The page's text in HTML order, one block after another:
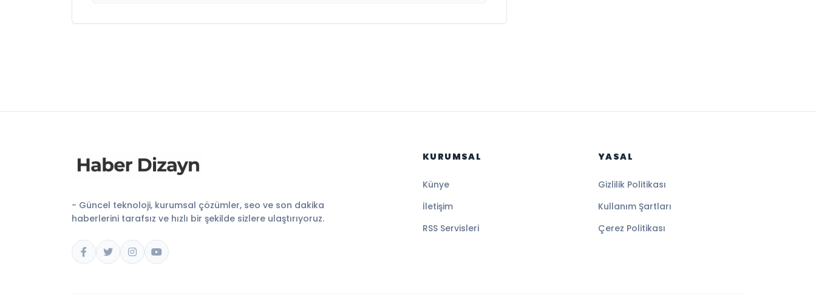
- Güncel teknoloji, kurumsal çözümler, seo ve son dakika
haberlerini tarafsız ve hızlı bir şekilde sizlere ulaştırıyoruz.
KURUMSAL
Künye
İletişim
RSS Servisleri
YASAL
Gizlilik Politikası
Kullanım Şartları
Çerez Politikası